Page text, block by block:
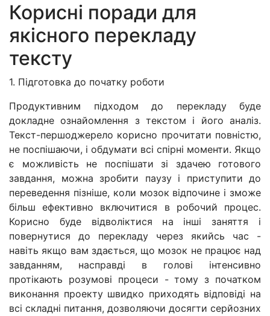
Корисні поради для
якісного перекладу
тексту
1. Підготовка до початку роботи
Продуктивним підходом до перекладу буде
докладне ознайомлення з текстом і його аналіз.
Текст-першоджерело корисно прочитати повністю,
не поспішаючи, і обдумати всі спірні моменти. Якщо
є можливість не поспішати зі здачею готового
завдання, можна зробити паузу і приступити до
переведення пізніше, коли мозок відпочине і зможе
більш ефективно включитися в робочий процес.
Корисно буде відволіктися на інші заняття і
повернутися до перекладу через якийсь час -
навіть якщо вам здається, що мозок не працює над
завданням, насправді в голові інтенсивно
протікають розумові процеси - тому з початком
виконання проекту швидко приходять відповіді на
всі складні питання, дозволяючи досягти серйозних